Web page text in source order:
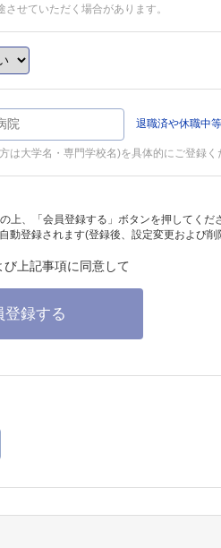
させていただく場合があります。
退職済や休職中
は大学名・専門学校名)を具体的にご登録く
上、「会員登録する」ボタンを押してくだ
動登録されます(登録後、設定変更および
び上記事項に同意して
登録する